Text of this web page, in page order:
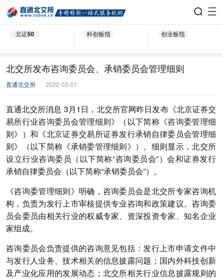
北证50 科创板指 创业板指
北交所发布咨询委员会、承销委员会管理细则
直通北交所 2022-03-01
直通北交所消息 3月1日，北交所官网昨日发布《北京证券交
易所行业咨询委员会管理细则》（以下简称《咨询委管理细
则》）和《北京证券交易所证券发行承销自律委员会管理细
则》（以下简称《承销委管理细则》）。细则显示，北交所
设立行业咨询委员（以下简称“咨询委员会”）会和证券发行
承销自律委员会（以下简称“承销委员会”）。
《咨询委管理细则》明确，咨询委员会是北交所专家咨询机
构，负责为发行上市审核提供专业咨询和政策建议。咨询委
员会委员由相关行业的权威专家、资深投资专家、知名企业
家组成。
咨询委员会负责提供的咨询意见包括：发行上市申请文件中
与发行人业务、技术相关的信息披露问题；国内外科技创新
及产业化应用的发展动态；北交所相关行业信息披露规则的